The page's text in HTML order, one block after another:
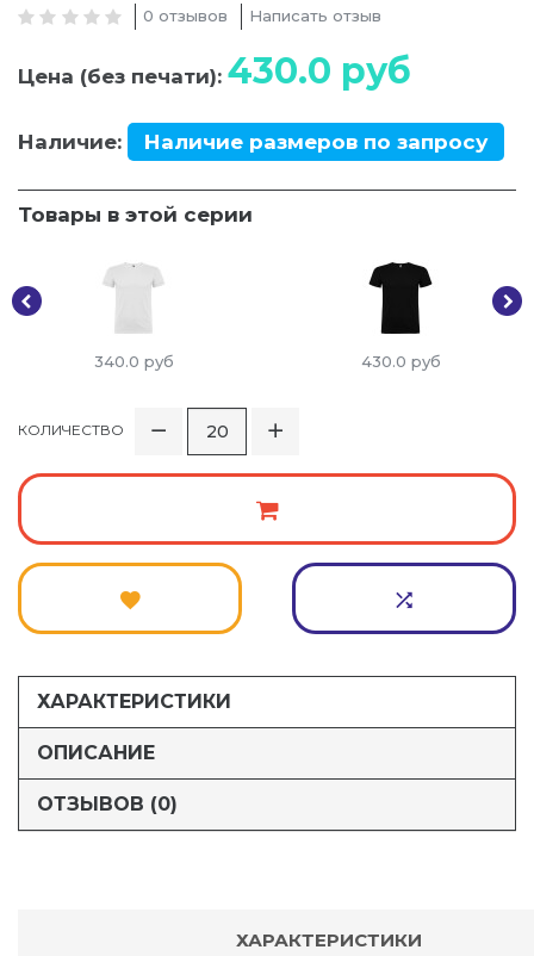
0 отзывов Написать отзыв
Цена (без печати): 430.0 руб
Наличие: Наличие размеров по запросу
Товары в этой серии
340.0 руб 430.0 руб
КОЛИЧЕСТВО
ХАРАКТЕРИСТИКИ
ОПИСАНИЕ
ОТЗЫВОВ (0)
ХАРАКТЕРИСТИКИ